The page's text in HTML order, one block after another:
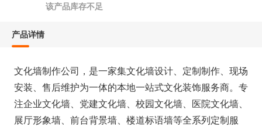
该产品库存不足
产品详情
文化墙制作公司，是一家集文化墙设计、定制制作、现场
安装、售后维护为一体的本地一站式文化装饰服务商。专
注企业文化墙、党建文化墙、校园文化墙、医院文化墙、
展厅形象墙、前台背景墙、楼道标语墙等全系列定制服